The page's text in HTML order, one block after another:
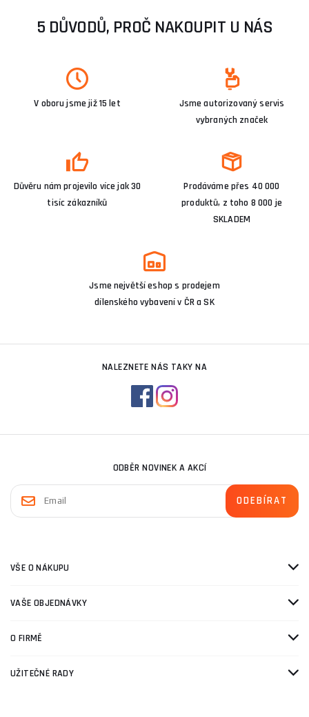
5 DŮVODŮ, PROČ NAKOUPIT U NÁS
V oboru jsme již 15 let
Jsme autorizovaný servis
vybraných značek
Důvěru nám projevilo více jak 30
tisíc zákazníků
Prodáváme přes 40 000
produktů, z toho 8 000 je
SKLADEM
Jsme největší eshop s prodejem
dílenského vybavení v ČR a SK
NALEZNETE NÁS TAKY NA
ODBĚR NOVINEK A AKCÍ
VŠE O NÁKUPU
VAŠE OBJEDNÁVKY
O FIRMĚ
UŽITEČNÉ RADY